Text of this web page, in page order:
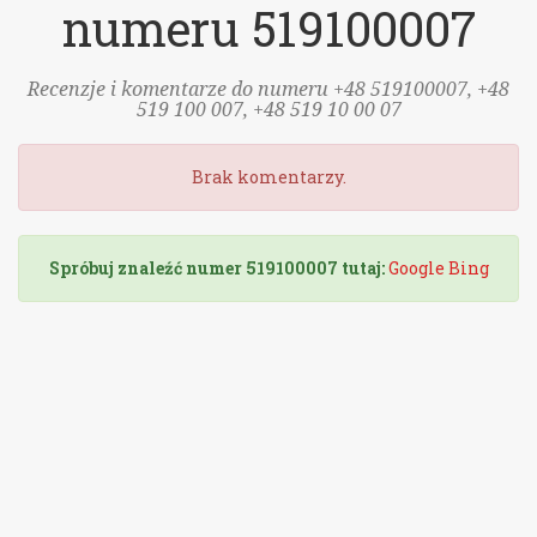
numeru 519100007
Recenzje i komentarze do numeru +48 519100007, +48
519 100 007, +48 519 10 00 07
Brak komentarzy.
Spróbuj znaleźć numer 519100007 tutaj:Google Bing